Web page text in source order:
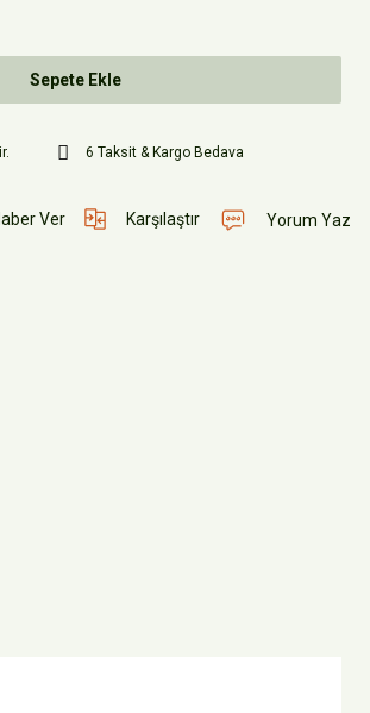
Sepete Ekle
6 Taksit & Kargo Bedava
Ver Karşılaştır Yorum Yaz